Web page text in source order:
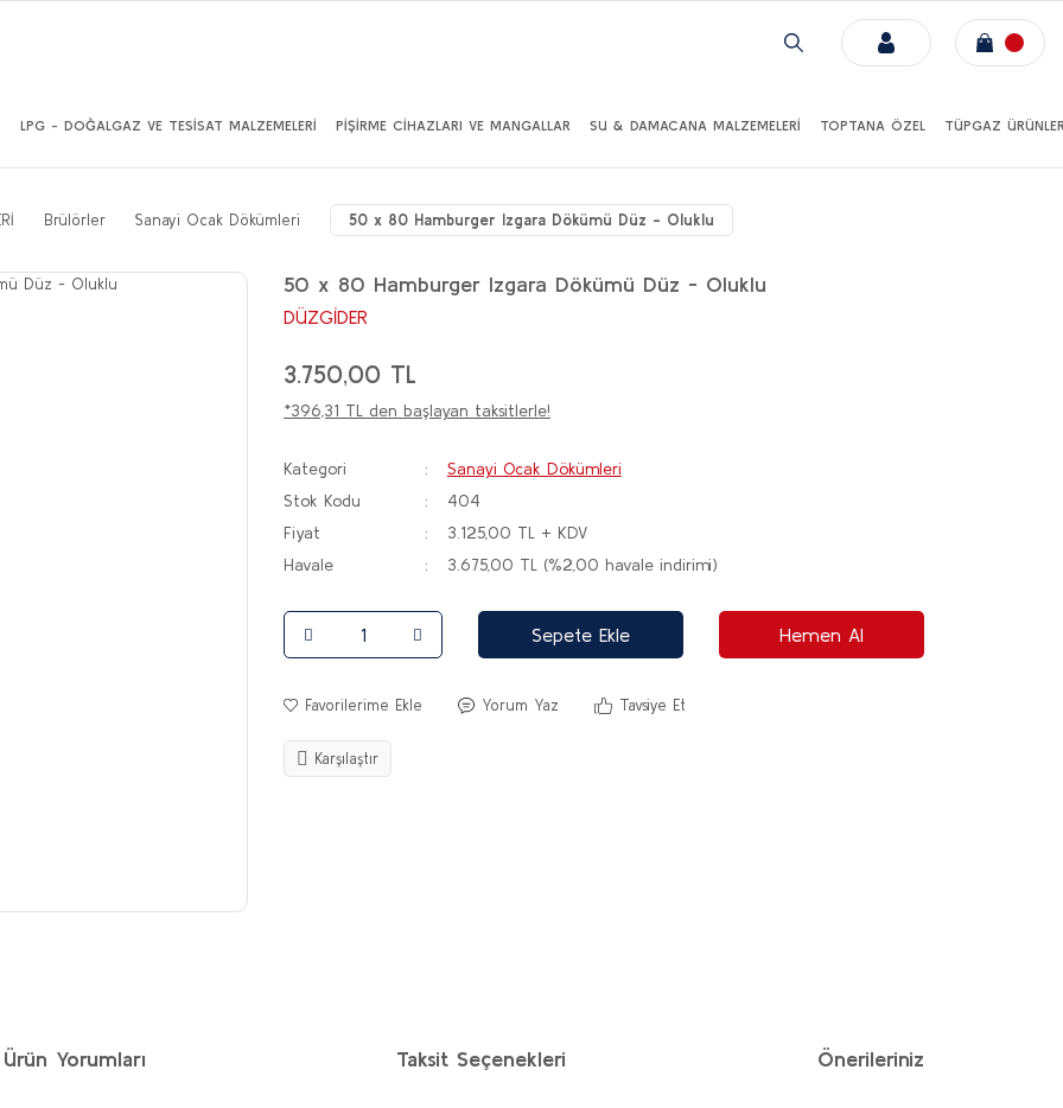
LPG - DOĞALGAZ VE TESİSAT MALZEMELERİ PİŞİRME CİHAZLARI VE MANGALLAR SU & DAMACANA MALZEMELERİ TOPTANA ÖZEL TÜPGAZ
Brülörler Sanayi Ocak Dökümleri 50 x 80 Hamburger Izgara Dökümü Düz - Oluklu
50 x 80 Hamburger Izgara Dökümü Düz - Oluklu
DÜZGİDER
3.750,00 TL
*396,31 TL den başlayan taksitlerle!
Kategori
Sanayi Ocak Dökümleri
Stok Kodu
404
Fiyat
3.125,00 TL + KDV
Havale
3.675,00 TL (%2,00 havale indirimi)
Sepete Ekle Hemen Al
Yorum Yaz Tavsiye Et
Karşılaştır
Ürün Yorumları Taksit Seçenekleri Önerileriniz